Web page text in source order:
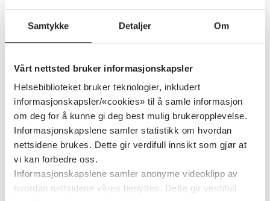
Samtykke Detaljer Om
Vårt nettsted bruker informasjonskapsler
Helsebiblioteket bruker teknologier, inkludert
informasjonskapsler/«cookies» til å samle informasjon
om deg for å kunne gi deg best mulig brukeropplevelse.
Informasjonskapslene samler statistikk om hvordan
nettsidene brukes. Dette gir verdifull innsikt som gjør at
vi kan forbedre oss.
Informasjonskapslene samler anonyme videoklipp av
hvordan nettsidene våres benyttes. Dette gir verdifull
Dystoni - Veiledende
retningslinjer for diagnostisering
og behandling ved dystoni
Nasjonal kompetansetjeneste for bevegelsesforstyrrelser 2019
Detaljer